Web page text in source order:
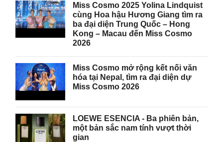
Miss Cosmo 2025 Yolina Lindquist
cùng Hoa hậu Hương Giang tìm ra
ba đại diện Trung Quốc – Hong
Kong – Macau đến Miss Cosmo
2026
Miss Cosmo mở rộng kết nối văn
hóa tại Nepal, tìm ra đại diện dự
Miss Cosmo 2026
LOEWE ESENCIA - Ba phiên bản,
một bản sắc nam tính vượt thời
gian